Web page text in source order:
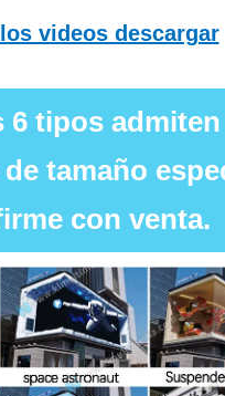
videos descargar
6 tipos admiten
tamaño
con venta.